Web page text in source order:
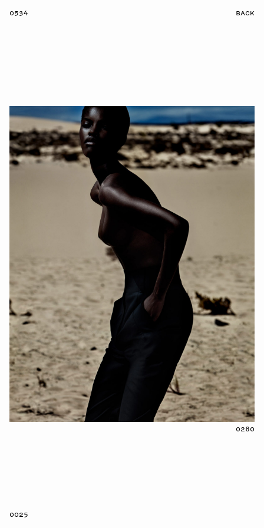
BACK
0280
0534
0025